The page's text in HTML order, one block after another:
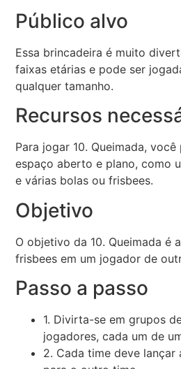
Público alvo
Essa brincadeira é muito
faixas etárias e pode ser
qualquer tamanho.
Recursos
Para jogar 10. Queimada,
espaço aberto e plano, como
e várias bolas ou frisbees.
Objetivo
O objetivo da 10. Queimada é
frisbees em um jogador de
Passo a passo
1. Divirta-se em grupos
jogadores, cada um de
2. Cada time deve lançar